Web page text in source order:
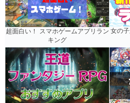
超面白い！ スマホゲームアプリラン
キング
女の